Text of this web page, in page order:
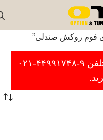
فوم روکش صندلی”
جهت ثبت سفارش با شماره تلفن ۹-۴۴۹۹۱۷۴۸-۰۲۱